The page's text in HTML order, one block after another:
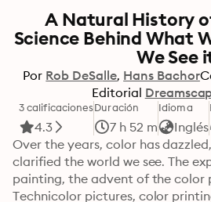
A Natural History
Science Behind What
We See
Por Rob DeSalle Hans Bachor
Editorial
3 calificaciones
4.3
Duración
7 h 52 m
Idioma
Inglés
Over the years, color has
clarified the world we see. The
painting, the advent of the color
Technicolor pictures, color